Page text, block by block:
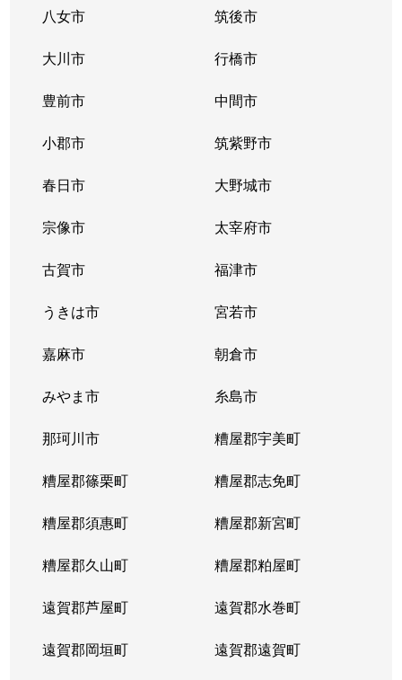
八女市 筑後市
大川市 行橋市
豊前市 中間市
小郡市 筑紫野市
春日市 大野城市
宗像市 太宰府市
古賀市 福津市
うきは市 宮若市
嘉麻市 朝倉市
みやま市 糸島市
那珂川市 糟屋郡宇美町
糟屋郡篠栗町 糟屋郡志免町
糟屋郡須惠町 糟屋郡新宮町
糟屋郡久山町 糟屋郡粕屋町
遠賀郡芦屋町 遠賀郡水巻町
遠賀郡岡垣町 遠賀郡遠賀町